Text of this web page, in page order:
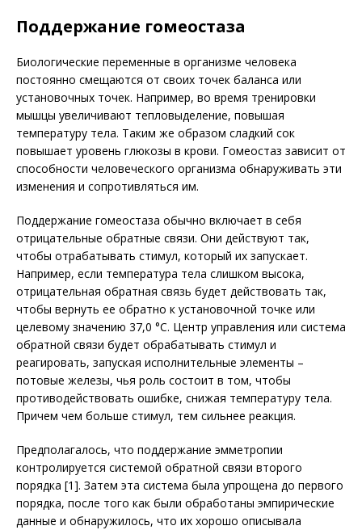
Поддержание гомеостаза
Биологические переменные в организме человека
постоянно смещаются от своих точек баланса или
установочных точек. Например, во время тренировки
мышцы увеличивают тепловыделение, повышая
температуру тела. Таким же образом сладкий сок
повышает уровень глюкозы в крови. Гомеостаз зависит от
способности человеческого организма обнаруживать эти
изменения и сопротивляться им.
Поддержание гомеостаза обычно вклю­чает в себя
отрицательные обратные связи. Они действуют так,
чтобы отрабатывать стимул, который их запускает.
Например, если температура тела слишком высока,
отрицательная обратная связь будет действовать так,
чтобы вернуть ее обратно к установочной точке или
целевому значению 37,0 °C. Центр управления или система
обратной связи будет обрабатывать стимул и
реагировать, запуская исполнительные элементы –
потовые железы, чья роль состоит в том, чтобы
противодействовать ошибке, снижая температуру тела.
Причем чем больше стимул, тем сильнее реакция.
Предполагалось, что поддержание эмметропии
контролируется системой обратной связи второго
порядка [1]. Затем эта система была упрощена до первого
порядка, после того как были обработаны эмпирические
данные и обнаружилось, что их хорошо описывала